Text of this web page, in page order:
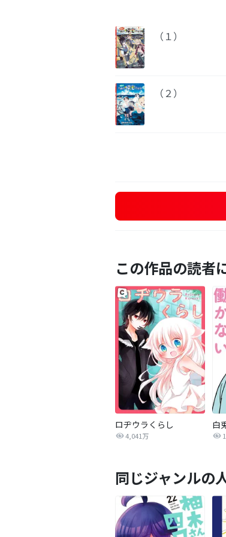
（１）
（２）
この作品の読者
ロヂウラくらし
4,041万
同じジャンルの